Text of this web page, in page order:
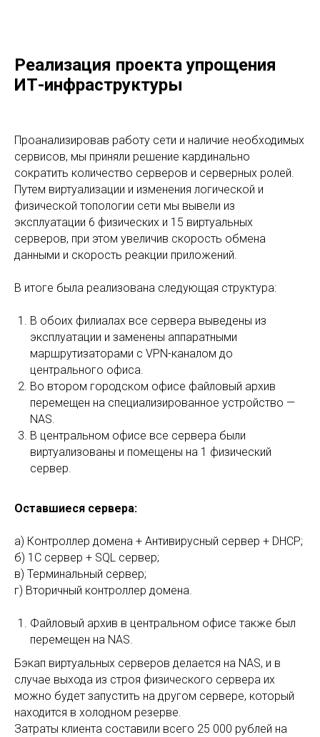
Реализация проекта упрощения
ИТ-инфраструктуры
Проанализировав работу сети и наличие необходимых
сервисов, мы приняли решение кардинально
сократить количество серверов и серверных ролей.
Путем виртуализации и изменения логической и
физической топологии сети мы вывели из
эксплуатации 6 физических и 15 виртуальных
серверов, при этом увеличив скорость обмена
данными и скорость реакции приложений.
В итоге была реализована следующая структура:
В обоих филиалах все сервера выведены из
эксплуатации и заменены аппаратными
маршрутизаторами с VPN-каналом до
центрального офиса.
Во втором городском офисе файловый архив
перемещен на специализированное устройство —
NAS.
В центральном офисе все сервера были
виртуализованы и помещены на 1 физический
сервер.
Оставшиеся сервера:
а) Контроллер домена + Антивирусный сервер + DHCP;
б) 1С сервер + SQL сервер;
в) Терминальный сервер;
г) Вторичный контроллер домена.
Файловый архив в центральном офисе также был
перемещен на NAS.
Бэкап виртуальных серверов делается на NAS, и в
случае выхода из строя физического сервера их
можно будет запустить на другом сервере, который
находится в холодном резерве.
Затраты клиента составили всего 25 000 рублей на